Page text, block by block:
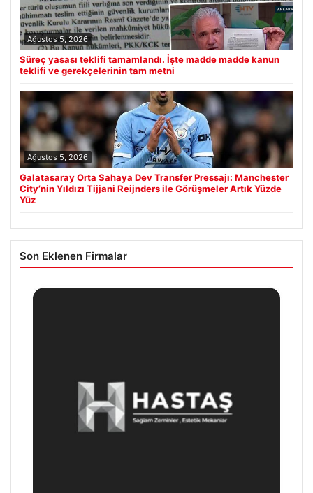
Ağustos 5, 2026
Süreç yasası teklifi tamamlandı. İşte madde madde kanun
teklifi ve gerekçelerinin tam metni
Ağustos 5, 2026
Galatasaray Orta Sahaya Dev Transfer Pressajı: Manchester
City’nin Yıldızı Tijjani Reijnders ile Görüşmeler Artık Yüzde
Yüz
Son Eklenen Firmalar